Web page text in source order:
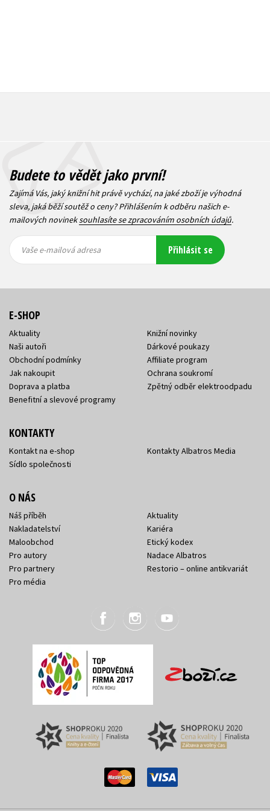
Budete to vědět jako první!
Zajímá Vás, jaký knižní hit právě vychází, na jaké zboží je výhodná
sleva, jaká běží soutěž o ceny? Přihlášením k odběru našich e-
mailových novineksouhlasíte se zpracováním osobních údajů.
mailová
mailová
Vaše e-mailová adresa Přihlásit se
E-SHOP
Aktuality
Naši autoři
Obchodní podmínky
Jak nakoupit
Doprava a platba
Benefitní a slevové programy
Knižní novinky
Dárkové poukazy
Affiliate program
Ochrana soukromí
Zpětný odběr elektroodpadu
KONTAKTY
Kontakt na e-shop
Sídlo společnosti
Kontakty Albatros Media
O NÁS
Náš příběh
Nakladatelství
Maloobchod
Pro autory
Pro partnery
Pro média
Aktuality
Kariéra
Etický kodex
Nadace Albatros
Restorio – online antikvariát